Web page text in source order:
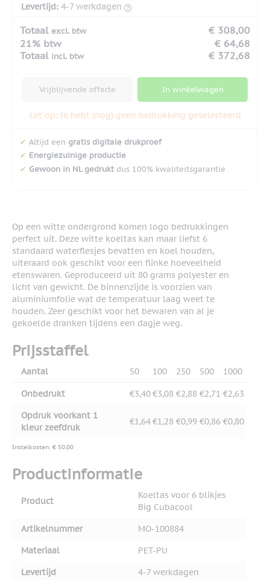
Levertijd: 4-7 werkdagen
Totaal excl. btw
€ 308,00
21% btw
€ 64,68
Totaal incl. btw € 372,68
Vrijblijvende offerte In winkelwagen
Let op: Je hebt (nog) geen bedrukking geselecteerd
✔ Altijd een gratis digitale drukproef
✔ Energiezuinige productie
✔ Gewoon in NL gedruktdus 100% kwaliteitsgarantie
Op een witte ondergrond komen logo bedrukkingen
perfect uit. Deze witte koeltas kan maar liefst 6
standaard waterflesjes bevatten en koel houden,
uiteraard ook geschikt voor een flinke hoeveelheid
etenswaren. Geproduceerd uit 80 grams polyester en
licht van gewicht. De binnenzijde is voorzien van
aluminiumfolie wat de temperatuur laag weet te
houden. Zeer geschikt voor het bewaren van al je
gekoelde dranken tijdens een dagje weg.
Prijsstaffel
Aantal 50 100 250 500 1000
Onbedrukt €3,40€3,08 €2,88 €2,71 €2,63
Opdruk voorkant 1
kleur zeefdruk
€1,64€1,28 €0,99 €0,86 €0,80
Instelkosten: € 50,00
Productinformatie
Product
Koeltas voor 6 blikjes
Big Cubacool
Artikelnummer
MO-100884
Materiaal
PET-PU
Levertijd
4-7 werkdagen